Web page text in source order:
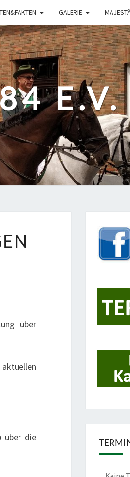
GALERIE
E.V.
über
über die